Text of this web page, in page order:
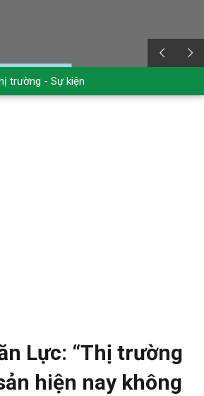
trường - Sự kiện
Lực: “Thị trường
hiện nay không